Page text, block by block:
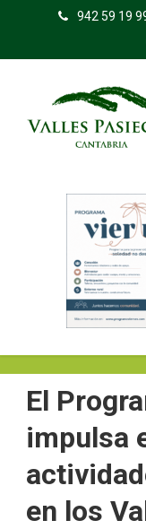
942 59 19
El
impulsa
en los